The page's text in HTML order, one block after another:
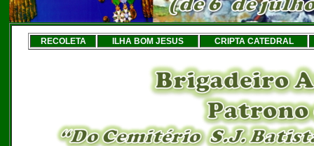
RECOLETA ILHA BOM JESUS CRIPTA CATEDRAL